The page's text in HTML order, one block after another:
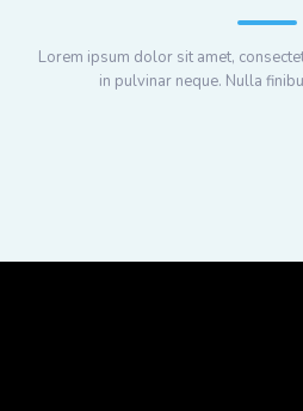
Lorem ipsum dolor sit amet,
in pulvinar neque. Nulla